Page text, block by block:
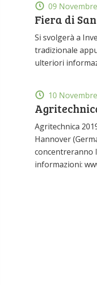
09
Fiera di
Si svolgerà a
tradizionale
ulteriori
10
Agritechnica
Hannover
concentreranno
informazioni: